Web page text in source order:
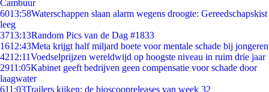
Cambuur
6013:58Waterschappen slaan alarm wegens droogte: Gereedschapskist
leeg
3713:13Random Pics van de Dag #1833
1612:43Meta krijgt half miljard boete voor mentale schade bij jongeren
4212:11Voedselprijzen wereldwijd op hoogste niveau in ruim drie jaar
2911:05Kabinet geeft bedrijven geen compensatie voor schade door
laagwater
611:03Trailers kijken: de bioscoopreleases van week 32